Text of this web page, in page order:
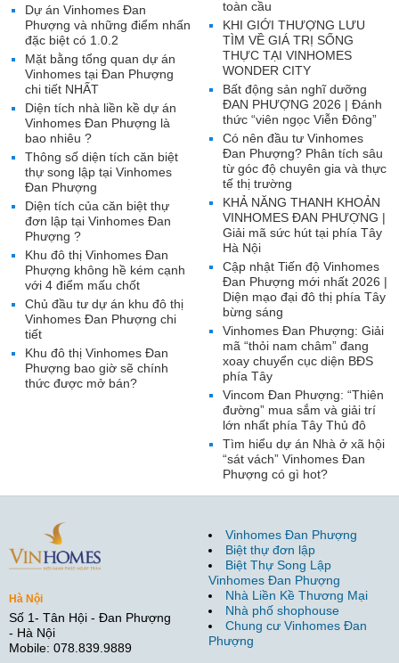
toàn cầu
KHI GIỚI THƯỢNG LƯU
TÌM VỀ GIÁ TRỊ SỐNG
THỰC TẠI VINHOMES
WONDER CITY
Bất động sản nghĩ dưỡng
ĐAN PHƯỢNG 2026 | Đánh
thức “viên ngọc Viễn Đông”
Có nên đầu tư Vinhomes
Đan Phượng? Phân tích sâu
từ góc độ chuyên gia và thực
tế thị trường
KHẢ NĂNG THANH KHOẢN
VINHOMES ĐAN PHƯỢNG |
Giải mã sức hút tại phía Tây
Hà Nội
Cập nhật Tiến độ Vinhomes
Đan Phượng mới nhất 2026 |
Diện mạo đại đô thị phía Tây
bừng sáng
Vinhomes Đan Phượng: Giải
mã “thỏi nam châm” đang
xoay chuyển cục diện BĐS
phía Tây
Vincom Đan Phượng: “Thiên
đường” mua sắm và giải trí
lớn nhất phía Tây Thủ đô
Tìm hiểu dự án Nhà ở xã hội
“sát vách” Vinhomes Đan
Phượng có gì hot?
Dự án Vinhomes Đan
Phượng và những điểm nhấn
đặc biệt có 1.0.2
Mặt bằng tổng quan dự án
Vinhomes tại Đan Phượng
chi tiết NHẤT
Diện tích nhà liền kề dự án
Vinhomes Đan Phượng là
bao nhiêu ?
Thông số diện tích căn biệt
thự song lập tại Vinhomes
Đan Phượng
Diện tích của căn biệt thự
đơn lập tại Vinhomes Đan
Phượng ?
Khu đô thị Vinhomes Đan
Phượng không hề kém cạnh
với 4 điểm mấu chốt
Chủ đầu tư dự án khu đô thị
Vinhomes Đan Phượng chi
tiết
Khu đô thị Vinhomes Đan
Phượng bao giờ sẽ chính
thức được mở bán?
Hà Nội
Số 1- Tân Hội - Đan Phượng
- Hà Nội
Mobile: 078.839.9889
Vinhomes Đan Phượng
Biệt thự đơn lập
Biệt Thự Song Lập
Vinhomes Đan Phượng
Nhà Liền Kề Thương Mại
Nhà phố shophouse
Chung cư Vinhomes Đan
Phượng